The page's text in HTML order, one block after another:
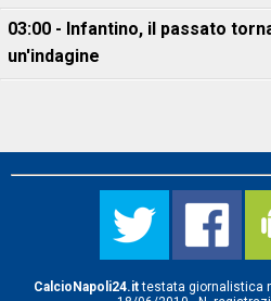
03:00 - Infantino, il passato
un'indagine
CalcioNapoli24.ittestata giornalistica